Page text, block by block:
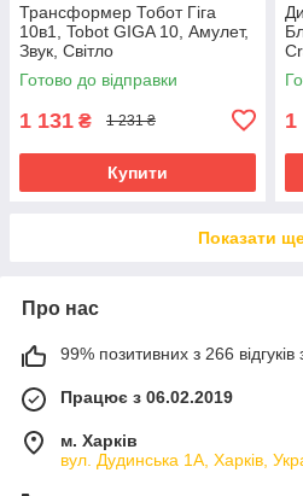
Трансформер Тобот Гіга
10в1, Tobot GIGA 10, Амулет,
Звук, Світло
Готово до відправки
1 131 ₴ 1 231 ₴
Купити
1
Показати
Про нас
99% позитивних з 266 відгуків
Працює з 06.02.2019
м. Харків
вул. Дудинська 1А, Харків,